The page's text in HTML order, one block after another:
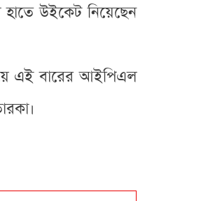
উইকেট নিয়েছেন
এই বারের আইপিএল